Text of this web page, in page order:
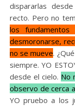
dispararlas
recto. Pero no
los
desmoronarse,
no se mueve.
siempre. YO
desde el cielo. No
observo de cerca
YO pruebo a los